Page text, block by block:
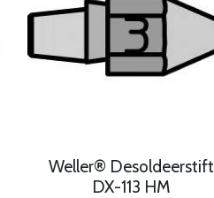
Weller® Desoldeerstift
DX-113 HM